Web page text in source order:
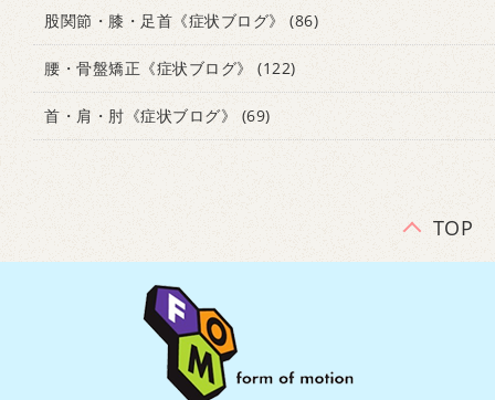
股関節・膝・足首《症状ブログ》 (86)
腰・骨盤矯正《症状ブログ》 (122)
首・肩・肘《症状ブログ》 (69)
TOP